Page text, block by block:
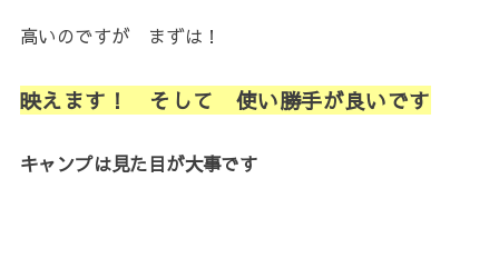
高いのですが まずは！
映えます！ そして 使い勝手が良いです
キャンプは見た目が大事です